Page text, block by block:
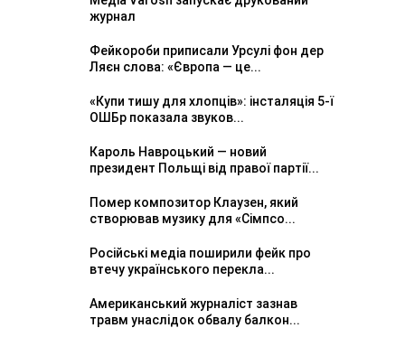
журнал
Фейкороби приписали Урсулі фон дер
Ляєн слова: «Європа — це...
«Купи тишу для хлопців»: інсталяція 5-ї
ОШБр показала звуков...
Кароль Навроцький — новий
президент Польщі від правої партії...
Помер композитор Клаузен, який
створював музику для «Сімпсо...
Російські медіа поширили фейк про
втечу українського перекла...
Американський журналіст зазнав
травм унаслідок обвалу балкон...